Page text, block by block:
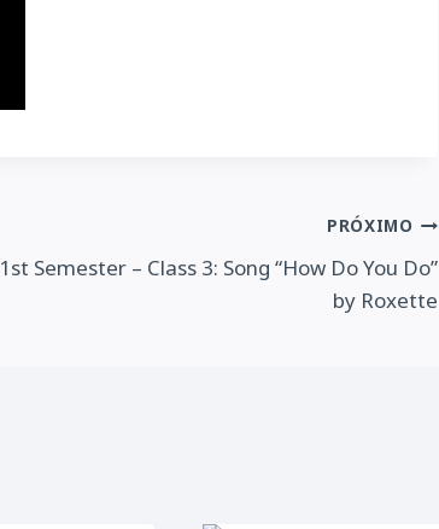
PRÓXIMO
1st Semester – Class 3: Song “How Do You Do”
by Roxette